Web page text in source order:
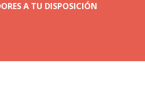
A TU DISPOSICIÓN